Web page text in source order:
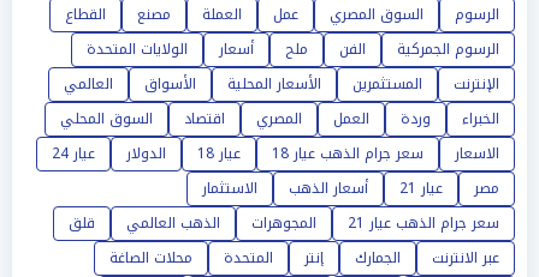
الرسوم
السوق المصري عمل العملة مصنع
القطاع
الرسوم الجمركية
الفن ملح أسعار
الولايات المتحدة
الإنترنت
المستثمرين الأسعار المحلية الأسواق
العالمي
الخبراء
وردة العمل المصري اقتصاد
السوق المحلي
الاسعار
سعر جرام الذهب عيار 18 عيار 18 الدولار
عيار 24
مصر
عيار 21 أسعار الذهب
الاستثمار
سعر جرام الذهب عيار 21
المجوهرات الذهب العالمي
قلق
عبر الانترنت
الجمارك إنتر المتحدة
محلات الصاغة